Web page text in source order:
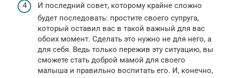
И последний совет, которому крайне сложно
будет последовать: простите своего супруга,
который оставил вас в такой важный для вас
обоих момент. Сделать это нужно не для него, а
для себя. Ведь только пережив эту ситуацию, вы
сможете стать доброй мамой для своего
малыша и правильно воспитать его. И, конечно,